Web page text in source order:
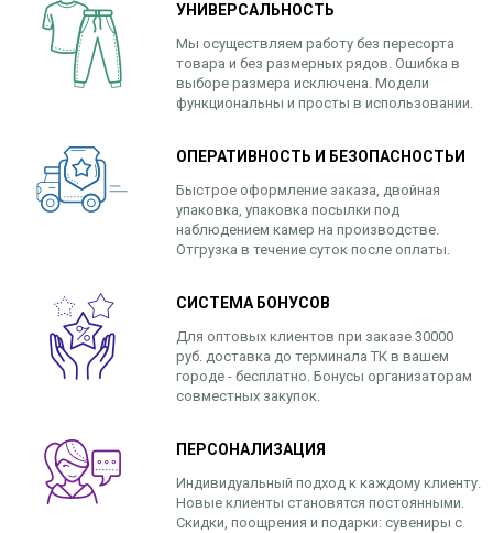
УНИВЕРСАЛЬНОСТЬ
Мы осуществляем работу без пересорта
товара и без размерных рядов. Ошибка в
выборе размера исключена. Модели
функциональны и просты в использовании.
ОПЕРАТИВНОСТЬ И БЕЗОПАСНОСТЬИ
Быстрое оформление заказа, двойная
упаковка, упаковка посылки под
наблюдением камер на производстве.
Отгрузка в течение суток после оплаты.
СИСТЕМА БОНУСОВ
Для оптовых клиентов при заказе 30000
руб. доставка до терминала ТК в вашем
городе - бесплатно. Бонусы организаторам
совместных закупок.
ПЕРСОНАЛИЗАЦИЯ
Индивидуальный подход к каждому клиенту.
Новые клиенты становятся постоянными.
Скидки, поощрения и подарки: сувениры с